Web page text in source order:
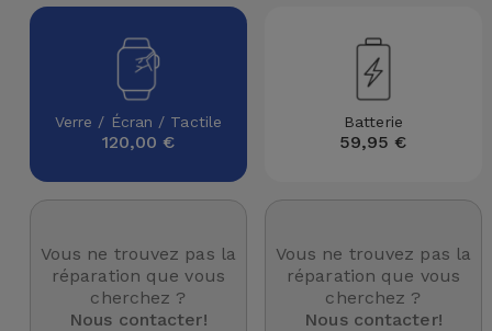
Samsung
Huawei
OnePlus
Google
Samsungs
Reconditionnés
Jeux
Reconditionnées
Coques et
Batteries
Externes
Ecouteurs
Verre / Écran / Tactile
120,00 €
Batterie
59,95 €
Vous ne trouvez pas la
réparation que vous
cherchez ?
Nous contacter!
Vous ne trouvez pas la
réparation que vous
cherchez ?
Nous contacter!